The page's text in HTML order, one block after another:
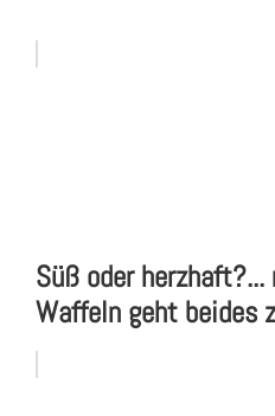
Süß oder
Waffeln geht beides